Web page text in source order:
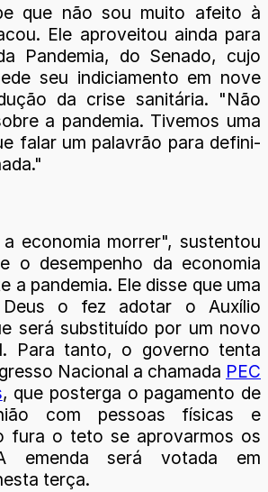
que não sou muito afeito à
Ele aproveitou ainda para
Pandemia, do Senado, cujo
seu indiciamento em nove
da crise sanitária. "Não
a pandemia. Tivemos uma
falar um palavrão para defini-
economia morrer", sustentou
o desempenho da economia
a pandemia. Ele disse que uma
Deus o fez adotar o Auxílio
será substituído por um novo
Para tanto, o governo tenta
Nacional a chamada PEC
, que posterga o pagamento de
com pessoas físicas e
fura o teto se aprovarmos os
emenda será votada em
terça.